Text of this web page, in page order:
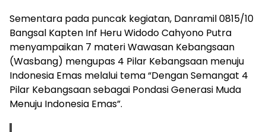
Sementara pada puncak kegiatan, Danramil 0815/10
Bangsal Kapten Inf Heru Widodo Cahyono Putra
menyampaikan 7 materi Wawasan Kebangsaan
(Wasbang) mengupas 4 Pilar Kebangsaan menuju
Indonesia Emas melalui tema “Dengan Semangat 4
Pilar Kebangsaan sebagai Pondasi Generasi Muda
Menuju Indonesia Emas”.